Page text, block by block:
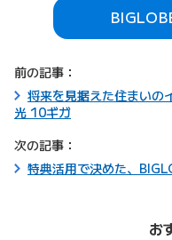
前の記事：
将来を見据えた住まいの
光 10ギガ
次の記事：
特典活用で決めた、
お